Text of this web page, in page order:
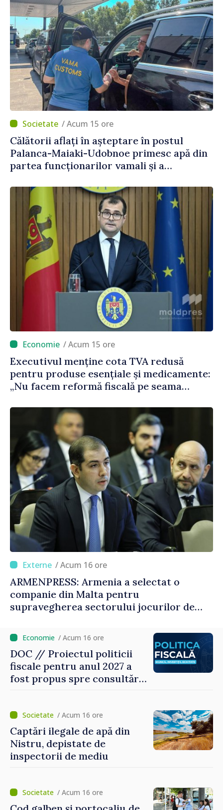
/ Acum 15 ore
Călătorii aflați în așteptare în postul
Palanca-Maiaki-Udobnoe primesc apă din
partea funcționarilor vamali și a
/ Acum 15 ore
Executivul menține cota TVA redusă
pentru produse esențiale și medicamente:
„Nu facem reformă fiscală pe seama
/ Acum 16 ore
ARMENPRESS: Armenia a selectat o
companie din Malta pentru
supravegherea sectorului jocurilor de
/ Acum 16 ore
DOC // Proiectul politicii
fiscale pentru anul 2027 a
fost propus spre consultări
/ Acum 16 ore
Captări ilegale de apă din
Nistru, depistate de
inspectorii de mediu
/ Acum 16 ore